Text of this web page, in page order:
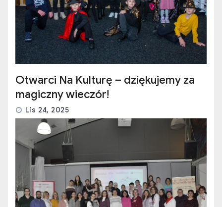
Otwarci Na Kulturę – dziękujemy za
magiczny wieczór!
Lis 24, 2025